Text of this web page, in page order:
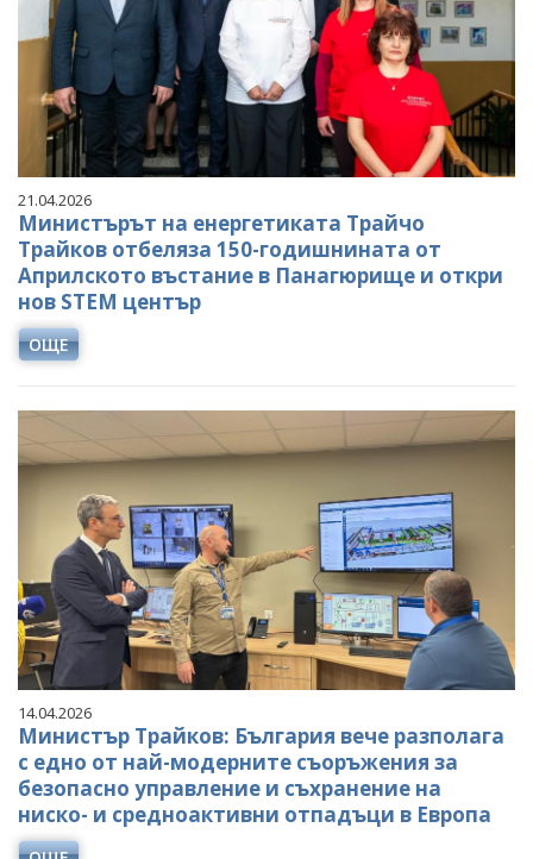
21.04.2026
Министърът на енергетиката Трайчо
Трайков отбеляза 150-годишнината от
Априлското въстание в Панагюрище и откри
нов STEM център
ОЩЕ
14.04.2026
Министър Трайков: България вече разполага
с едно от най-модерните съоръжения за
безопасно управление и съхранение на
ниско- и средноактивни отпадъци в Европа